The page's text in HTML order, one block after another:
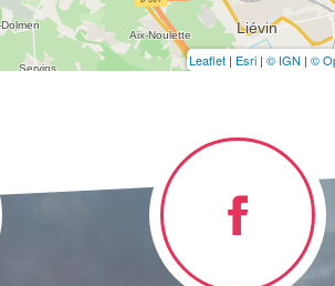
Leaflet | Esri | © IGN | ©